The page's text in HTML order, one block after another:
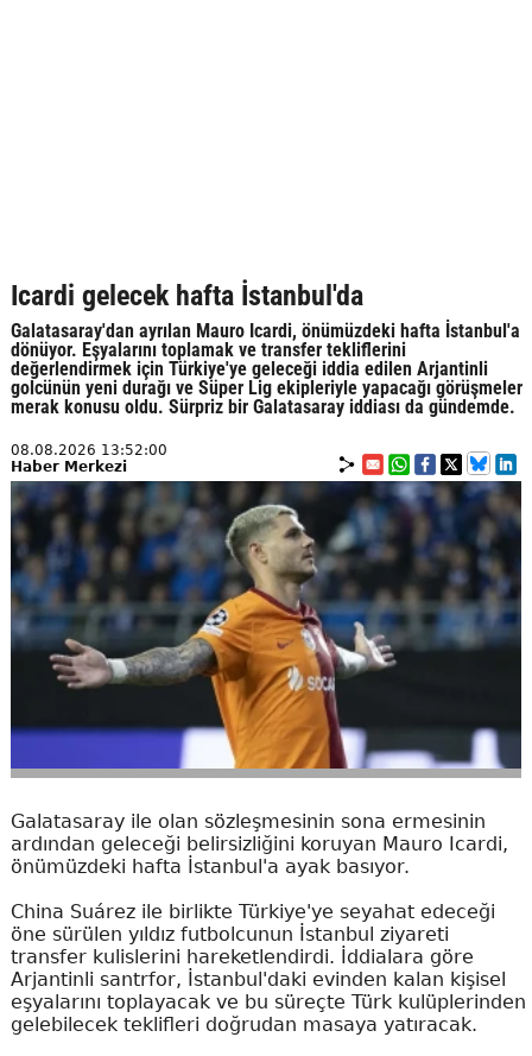
Icardi gelecek hafta İstanbul'da
Galatasaray'dan ayrılan Mauro Icardi, önümüzdeki hafta İstanbul'a
dönüyor. Eşyalarını toplamak ve transfer tekliflerini
değerlendirmek için Türkiye'ye geleceği iddia edilen Arjantinli
golcünün yeni durağı ve Süper Lig ekipleriyle yapacağı görüşmeler
merak konusu oldu. Sürpriz bir Galatasaray iddiası da gündemde.
08.08.2026 13:52:00
Haber Merkezi
Galatasaray ile olan sözleşmesinin sona ermesinin
ardından geleceği belirsizliğini koruyan Mauro Icardi,
önümüzdeki hafta İstanbul'a ayak basıyor.
China Suárez ile birlikte Türkiye'ye seyahat edeceği
öne sürülen yıldız futbolcunun İstanbul ziyareti
transfer kulislerini hareketlendirdi. İddialara göre
Arjantinli santrfor, İstanbul'daki evinden kalan kişisel
eşyalarını toplayacak ve bu süreçte Türk kulüplerinden
gelebilecek teklifleri doğrudan masaya yatıracak.